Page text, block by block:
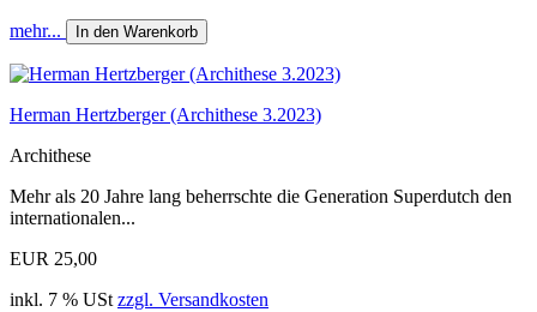
mehr... In den Warenkorb
Herman Hertzberger (Archithese 3.2023)
Archithese
Mehr als 20 Jahre lang beherrschte die Generation Superdutch den
internationalen...
EUR 25,00
inkl. 7 % USt zzgl. Versandkosten